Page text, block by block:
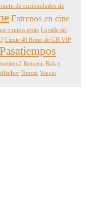
de curiosidades de
Estrenos en cine
cuenta atrás La calle del
Límite 48 Horas de GH VIP
Pasatiempos
2 Requiem Rick y
Torrent Venom